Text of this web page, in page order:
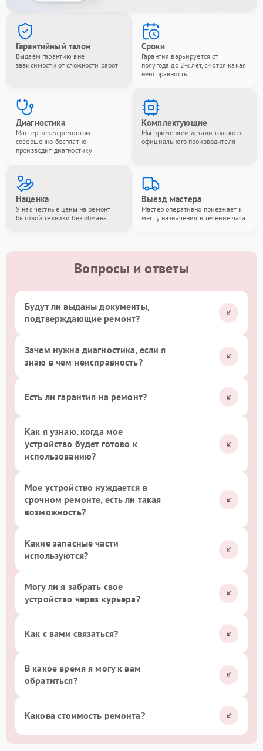
Гарантийный талон
Выдаём гарантию вне
зависимости от сложности работ
Сроки
Гарантия варьируется от
полугода до 2-х лет, смотря какая
неисправность
Диагностика
Мастер перед ремонтом
совершенно бесплатно
производит диагностику
Комплектующие
Мы применяем детали только от
официального производителя
Наценка
У нас честные цены на ремонт
бытовой техники без обмана
Выезд мастера
Мастер оперативно приезжает к
месту назначения в течение часа
Вопросы и ответы
Будут ли выданы документы,
подтверждающие ремонт?
Зачем нужна диагностика, если я
знаю в чем неисправность?
Есть ли гарантия на ремонт?
Как я узнаю, когда мое
устройство будет готово к
использованию?
Мое устройство нуждается в
срочном ремонте, есть ли такая
возможность?
Какие запасные части
используются?
Могу ли я забрать свое
устройство через курьера?
Как с вами связаться?
В какое время я могу к вам
обратиться?
Какова стоимость ремонта?